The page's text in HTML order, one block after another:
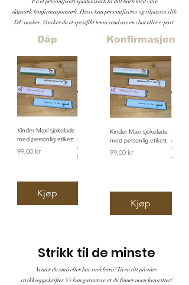
dåpsark/konfirmasjonsark. Disse kan personifiseres og tilpasses slik
DU ønsker. Ønsker du et spesifikt tema send oss en chat eller e-post.
Kinder Maxi sjokolade
med personlig etikett
Pris
99,00 kr
Kjøp
dåpsark/navnefest
med spådom -
brun/beige
Kjøp
Velkomstskilt til dåp
Pris
900,00 kr
Kjøp
Dåp
Kinder Maxi sjokolade
med personlig etikett
Pris
99,00 kr
Kjøp
tema/
Konfirmasjon
Strikk til de minste
Venter du små eller har små barn? Ta en titt på våre
strikkeoppskrifter. Vi kan garantere at du finner noen favoritter!